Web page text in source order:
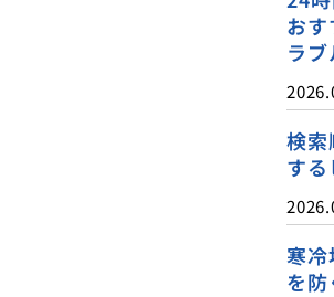
お
ラ
検索
する
寒冷
を